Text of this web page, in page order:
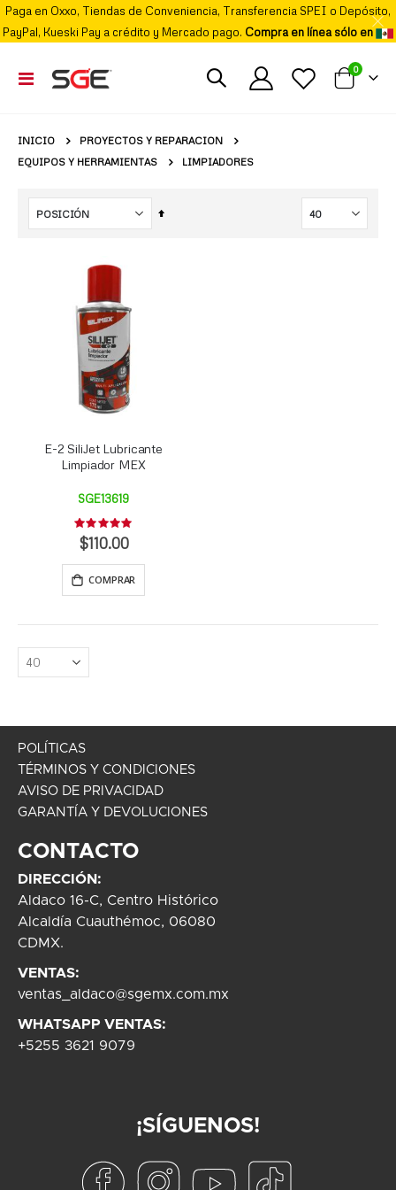
Paga en Oxxo, Tiendas de Conveniencia, Transferencia SPEI o Depósito,
PayPal, Kueski Pay a crédito y Mercado pago. Compra en línea sólo en
Cambiar
Nav
Mi carrito
0
INICIO
PROYECTOS Y REPARACION
EQUIPOS Y HERRAMIENTAS
LIMPIADORES
Fijar
E-2 SiliJet Lubricante
Limpiador MEX
SGE13619
Rating:
0%
$110.00
COMPRAR
POLÍTICAS
TÉRMINOS Y CONDICIONES
AVISO DE PRIVACIDAD
GARANTÍA Y DEVOLUCIONES
CONTACTO
DIRECCIÓN:
Aldaco 16-C, Centro Histórico
Alcaldía Cuauthémoc, 06080
CDMX.
VENTAS:
ventas_aldaco@sgemx.com.mx
WHATSAPP VENTAS:
+5255 3621 9079
¡SÍGUENOS!